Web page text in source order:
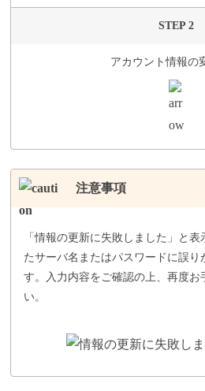
STEP 2
アカウント情報の
注意事項
「情報の更新に失敗しました」と
たサーバ名またはパスワードに誤り
す。入力内容をご確認の上、再度お
い。